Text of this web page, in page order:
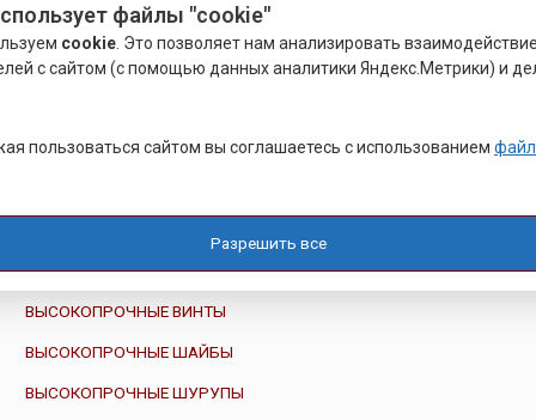
АНТИВАНДАЛЬНЫЙ КРЕПЁЖ
БОЛТ ЗАКЛЕПКА
БОЛТ НОРИЙНЫЙ
ВЫСОКОПРОЧНЫЕ БОЛТЫ
ВЫСОКОПРОЧНЫЕ ВИНТЫ
ВЫСОКОПРОЧНЫЕ ШАЙБЫ
ВЫСОКОПРОЧНЫЕ ШУРУПЫ
файлы "cookie"
cookie . Это позволяет нам анализировать
с сайтом (с помощью данных аналитики Яндекс.Метрики) и
пользоваться сайтом вы соглашаетесь с использованием
Разрешить все